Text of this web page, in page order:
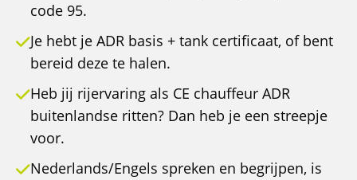
code 95.
Je hebt je ADR basis + tank certificaat, of bent
bereid deze te halen.
Heb jij rijervaring als CE chauffeur ADR
buitenlandse ritten? Dan heb je een streepje
voor.
Nederlands/Engels spreken en begrijpen, is